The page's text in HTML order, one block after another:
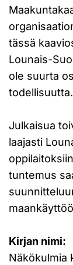
tässä
Lounais-
ole suurta
todellisuutta.
Julkaisua
laajasti
tuntemus
Kirjan nimi:
Näkökulmia